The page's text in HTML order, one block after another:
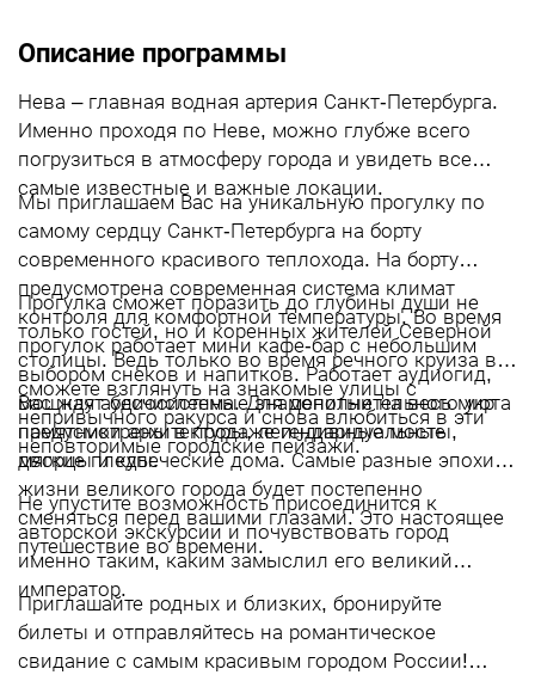
Описание программы
Нева – главная водная артерия Санкт-Петербурга.
Именно проходя по Неве, можно глубже всего
погрузиться в атмосферу города и увидеть все
самые известные и важные локации.
Мы приглашаем Вас на уникальную прогулку по
самому сердцу Санкт-Петербурга на борту
современного красивого теплохода. На борту
предусмотрена современная система климат
контроля для комфортной температуры. Во время
прогулок работает мини кафе-бар с небольшим
выбором снеков и напитков. Работает аудиогид,
мощная аудиосистема. Для дополнительного уюта
предусмотрены в продаже индивидуальные
мягкие пледы.
Прогулка сможет поразить до глубины души не
только гостей, но и коренных жителей Северной
столицы. Ведь только во время речного круиза вы
сможете взглянуть на знакомые улицы с
непривычного ракурса и снова влюбиться в эти
неповторимые городские пейзажи.
Вас ждут бесчисленные знаменитые на весь мир
памятники архитектуры, легендарные мосты,
дворцы и купеческие дома. Самые разные эпохи
жизни великого города будет постепенно
сменяться перед вашими глазами. Это настоящее
путешествие во времени.
Не упустите возможность присоединится к
авторской экскурсии и почувствовать город
именно таким, каким замыслил его великий
император.
Приглашайте родных и близких, бронируйте
билеты и отправляйтесь на романтическое
свидание с самым красивым городом России!